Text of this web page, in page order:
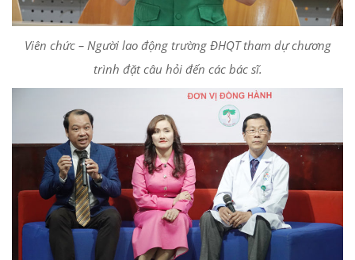
Viên chức – Người lao động trường ĐHQT tham dự chương
trình đặt câu hỏi đến các bác sĩ.